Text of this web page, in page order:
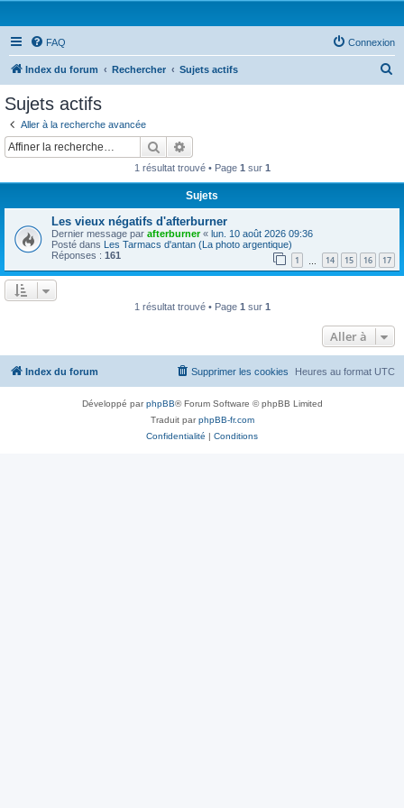
FAQ Connexion
Index du forum Rechercher Sujets actifs
Sujets actifs
Aller à la recherche avancée
Rechercher
1 résultat trouvé • Page 1 sur 1
Sujets
Les vieux négatifs d'afterburner
Dernier message par afterburner« lun. 10 août 2026 09:36
Posté dans Les Tarmacs d'antan (La photo argentique)
Réponses : 161 1 14 15 16 17
1 résultat trouvé • Page 1 sur 1
Aller à
Index du forum Heures au format UTC
Supprimer les cookies
Développé parphpBB® Forum Software © phpBB Limited
Traduit parphpBB-fr.com
Confidentialité | Conditions